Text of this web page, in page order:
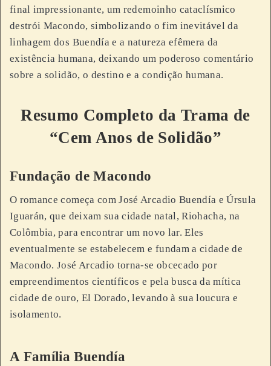
final impressionante, um redemoinho cataclísmico
destrói Macondo, simbolizando o fim inevitável da
linhagem dos Buendía e a natureza efêmera da
existência humana, deixando um poderoso comentário
sobre a solidão, o destino e a condição humana.
Resumo Completo da Trama de
“Cem Anos de Solidão”
Fundação de Macondo
O romance começa com José Arcadio Buendía e Úrsula
Iguarán, que deixam sua cidade natal, Riohacha, na
Colômbia, para encontrar um novo lar. Eles
eventualmente se estabelecem e fundam a cidade de
Macondo. José Arcadio torna-se obcecado por
empreendimentos científicos e pela busca da mítica
cidade de ouro, El Dorado, levando à sua loucura e
isolamento.
A Família Buendía